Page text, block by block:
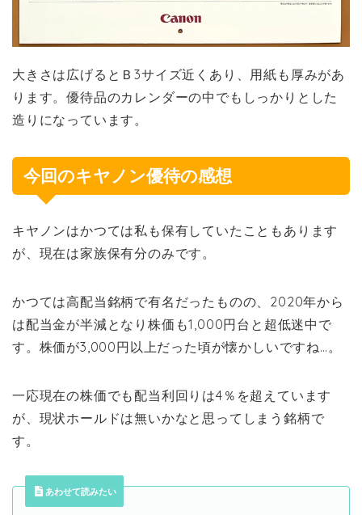
大きさは広げるとＢ3サイズ近くあり、用紙も厚みがあ
ります。優待品のカレンダーの中でもしっかりとした
造りになっています。
今回のキヤノン優待の感想
キヤノンはかつては私も保有していたこともあります
が、現在は家族保有分のみです。
かつては高配当銘柄で有名だったものの、2020年から
は配当金が半減となり株価も1,000円台と超低迷中で
す。株価が3,000円以上だった頃が懐かしいですね…。
一応現在の株価でも配当利回りは4％を超えています
が、現状ホールドは無いかなと思ってしまう銘柄で
す。
あわせて読みたい